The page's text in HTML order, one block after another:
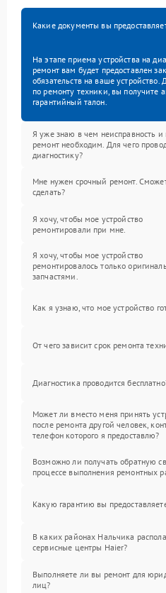
Какие документы вы
На этапе приема устройства на
ремонт вам будет предоставлен
обязательств на ваше
по ремонту техники, вы получите
гарантийный талон.
Я уже знаю в чем неисправность и
ремонт необходим. Для чего
диагностику?
Мне нужен срочный ремонт.
сделать?
Я хочу, чтобы мое устройство
ремонтировали при мне.
Я хочу, чтобы мое устройство
ремонтировалось только
запчастями.
Как я узнаю, что мое устройство
От чего зависит срок ремонта
Диагностика проводится
Может ли вместо меня принять
после ремонта другой человек,
телефон которого я предоставлю?
Возможно ли получать обратную
процессе выполнения ремонтных
Какую гарантию вы
В каких районах Нальчика
сервисные центры Haier?
Выполняете ли вы ремонт для
лиц?